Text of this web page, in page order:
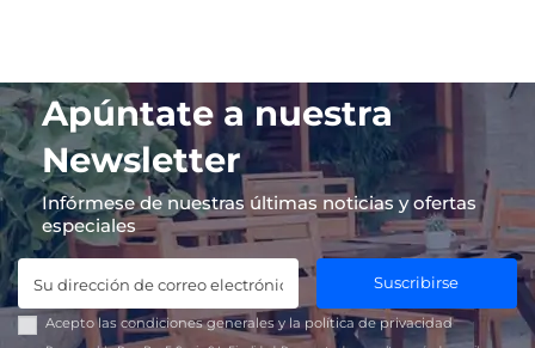
Apúntate a nuestra
Newsletter
Infórmese de nuestras últimas noticias y ofertas
especiales
Suscribirse
Acepto las condiciones generales y lapolítica de privacidad